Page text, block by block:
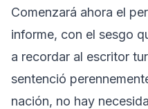
Comenzará ahora el
informe, con el sesgo
a recordar al escritor
sentenció
nación, no hay